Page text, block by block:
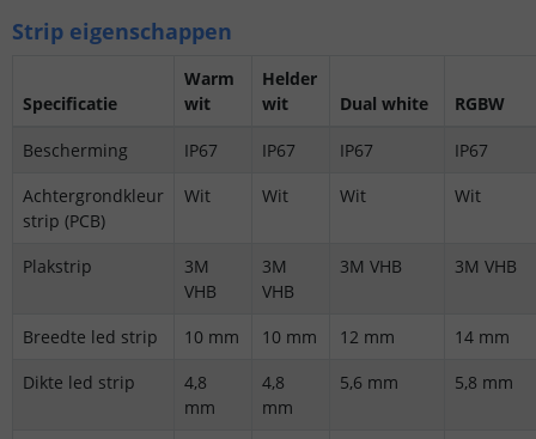
Strip eigenschappen
Specificatie
Warm
wit
Helder
wit
Dual white RGBW
Bescherming IP67 IP67 IP67
IP67
Achtergrondkleur
strip (PCB)
Wit Wit Wit Wit
Plakstrip
3M
VHB
3M
VHB
3M VHB 3M VHB
Breedte led strip 10 mm 10 mm 12 mm
14 mm
Dikte led strip
4,8
mm
4,8
mm
5,6 mm 5,8 mm